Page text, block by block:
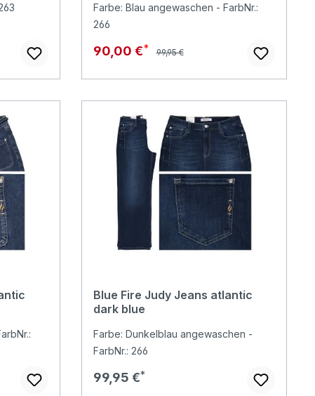
Farbe: Blau angewaschen - FarbNr.:
266
Verkaufspreis:
90,00 € Regulärer Preis:
99,95 €
Blue Fire Judy Jeans atlantic
dark blue
Farbe: Dunkelblau angewaschen -
FarbNr.: 266
Regulärer Preis:
99,95 €